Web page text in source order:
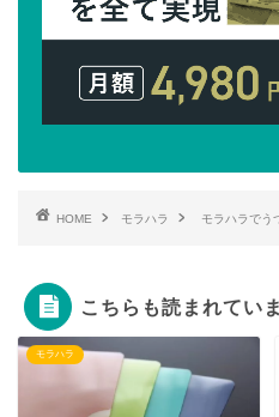
HOME モラハラ モラハラでう
こちらも読まれてい
モラハラ